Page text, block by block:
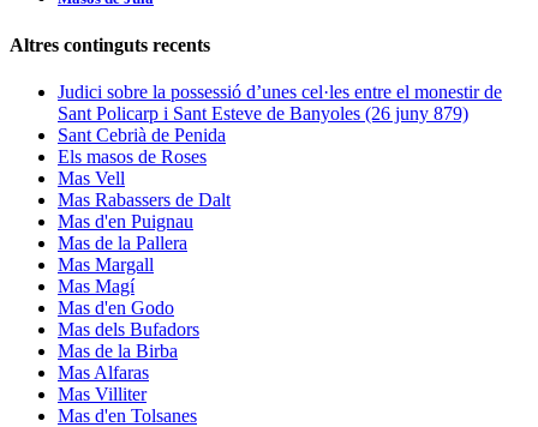
Altres continguts recents
Judici sobre la possessió d’unes cel·les entre el monestir de
Sant Policarp i Sant Esteve de Banyoles (26 juny 879)
Sant Cebrià de Penida
Els masos de Roses
Mas Vell
Mas Rabassers de Dalt
Mas d'en Puignau
Mas de la Pallera
Mas Margall
Mas Magí
Mas d'en Godo
Mas dels Bufadors
Mas de la Birba
Mas Alfaras
Mas Villiter
Mas d'en Tolsanes